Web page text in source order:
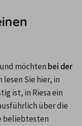
möchten bei der
lesen Sie hier, in
ist, in Riesa ein
über die
beliebtesten